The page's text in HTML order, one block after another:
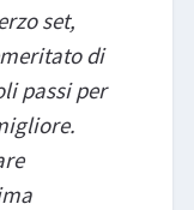
set,
di
passi per